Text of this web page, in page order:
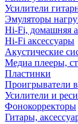
Усилители
Эмуляторы
Hi-Fi, домашняя
Hi-Fi аксессуары
Акустические
Медиа плееры,
Пластинки
Проигрыватели
Усилители и
Фонокорректоры
Гитары,